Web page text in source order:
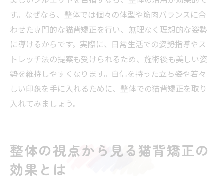
法
整体がもたらす姿勢改善と美容効果の関係
性
整体による猫背矯正で印象が変わるポイン
ト
整体の知識で始める健康的な毎日の習慣付
け
整体を取り入れた新しい健康生活の第一歩
猫背矯正に整体が向いている理由を徹底解説
す。なぜなら、整体では個々の体型や筋肉バランスに合
わせた専門的な猫背矯正を行い、無理なく理想的な姿勢
に導けるからです。実際に、日常生活での姿勢指導やス
トレッチ法の提案も受けられるため、施術後も美しい姿
勢を維持しやすくなります。自信を持った立ち姿や若々
しい印象を手に入れるために、整体での猫背矯正を取り
入れてみましょう。
整体の視点から見る猫背矯正の
効果とは